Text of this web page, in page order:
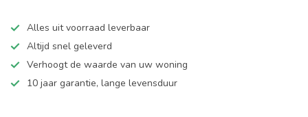
Alles uit voorraad leverbaar
Altijd snel geleverd
Verhoogt de waarde van uw woning
10 jaar garantie, lange levensduur